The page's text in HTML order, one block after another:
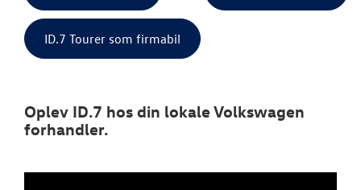
ID.7 Tourer som firmabil
Oplev ID.7 hos din lokale Volkswagen
forhandler.